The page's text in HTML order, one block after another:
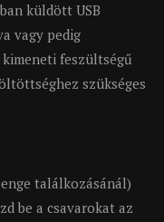
küldött USB
vagy pedig
feszültségű
szükséges
találkozásánál)
be a csavarokat az